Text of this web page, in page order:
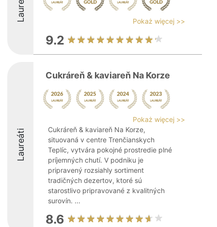
Pokaż więcej >>
9.2
Laureáti
Cukráreň & kaviareň Na Korze
Pokaż więcej >>
Cukráreň & kaviareň Na Korze,
situovaná v centre Trenčianskych
Teplíc, vytvára pokojné prostredie plné
príjemných chutí. V podniku je
pripravený rozsiahly sortiment
tradičných dezertov, ktoré sú
starostlivo pripravované z kvalitných
surovín. ...
8.6